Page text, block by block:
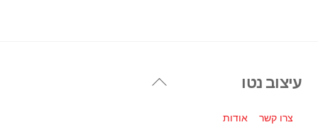
Back
עיצוב נטו
צרו קשר אודות